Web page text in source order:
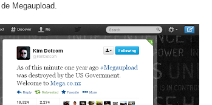
de recomendación musical en
que pocos conocen sobre internet y el
que marcarán el próximo mes y por qué
Megaupload.